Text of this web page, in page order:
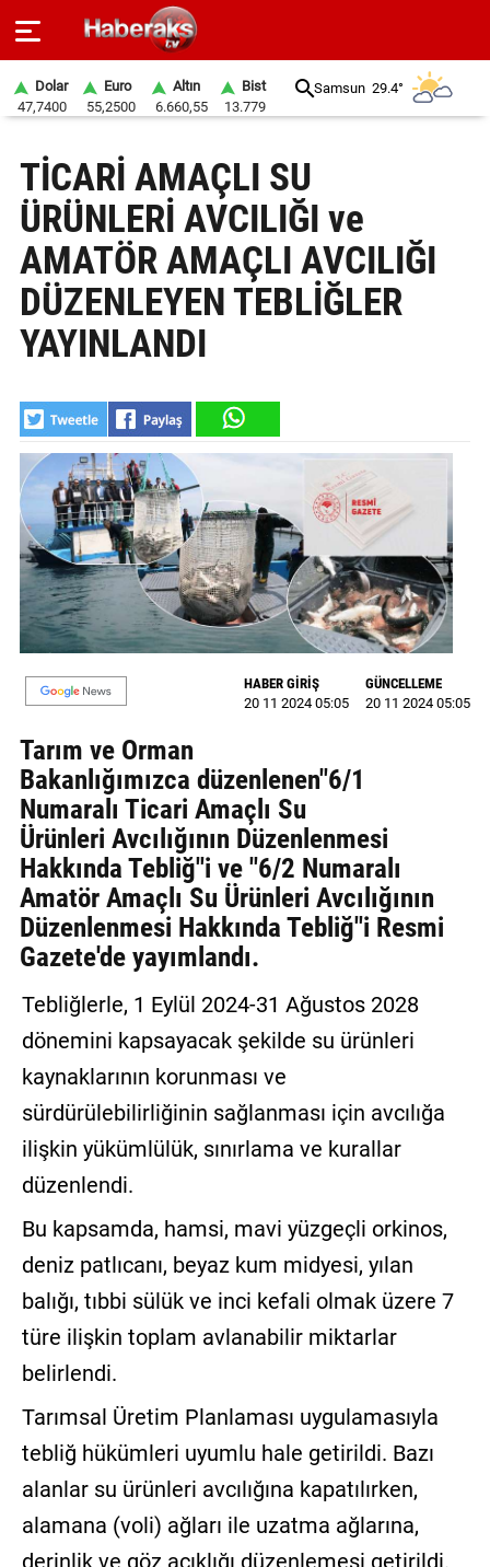
SPOR
YAŞAM
EKONOMİ
BELEDİYELER
SİYASET
EĞİTİM
GALERİ
VİDEO
YAZARLAR
BİZE
ULAŞIN
İletişim
Gizlilik
Sözleşmesi
Kullanıcı
Sözleşmesi
Dolar
47,7400
Euro
55,2500
Altın
6.660,55
Bist
13.779
Samsun 29.4°
TİCARİ AMAÇLI SU
ÜRÜNLERİ AVCILIĞI ve
AMATÖR AMAÇLI AVCILIĞI
DÜZENLEYEN TEBLİĞLER
YAYINLANDI
HABER GİRİŞ
20 11 2024 05:05
GÜNCELLEME
20 11 2024 05:05
Tarım ve Orman
Bakanlığımızca düzenlenen"6/1
Numaralı Ticari Amaçlı Su
Ürünleri Avcılığının Düzenlenmesi
Hakkında Tebliğ"i ve "6/2 Numaralı
Amatör Amaçlı Su Ürünleri Avcılığının
Düzenlenmesi Hakkında Tebliğ"i Resmi
Gazete'de yayımlandı.
Tebliğlerle, 1 Eylül 2024-31 Ağustos 2028
dönemini kapsayacak şekilde su ürünleri
kaynaklarının korunması ve
sürdürülebilirliğinin sağlanması için avcılığa
ilişkin yükümlülük, sınırlama ve kurallar
düzenlendi.
Bu kapsamda, hamsi, mavi yüzgeçli orkinos,
deniz patlıcanı, beyaz kum midyesi, yılan
balığı, tıbbi sülük ve inci kefali olmak üzere 7
türe ilişkin toplam avlanabilir miktarlar
belirlendi.
Tarımsal Üretim Planlaması uygulamasıyla
tebliğ hükümleri uyumlu hale getirildi. Bazı
alanlar su ürünleri avcılığına kapatılırken,
alamana (voli) ağları ile uzatma ağlarına,
derinlik ve göz açıklığı düzenlemesi getirildi.